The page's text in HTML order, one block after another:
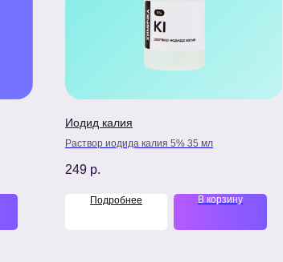
Иодид калия
Раствор иодида калия 5% 35 мл
249 р.
Подробнее В корзину